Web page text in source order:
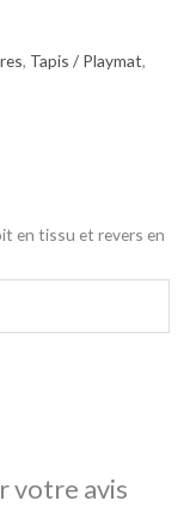
, Tapis / Playmat,
en tissu et revers en
votre avis